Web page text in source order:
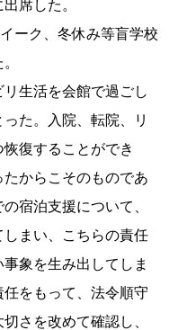
席した。
ーク、冬休み等盲学校
生活を会館で過ごし
た。入院、転院、リ
復することができ
からこそのものであ
宿泊支援について、
まい、こちらの責任
象を生み出してしま
をもって、法令順守
さを改めて確認し、